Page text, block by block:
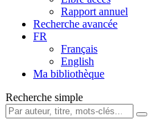
Rapport annuel
Recherche avancée
FR
Français
English
Ma bibliothèque
Recherche simple